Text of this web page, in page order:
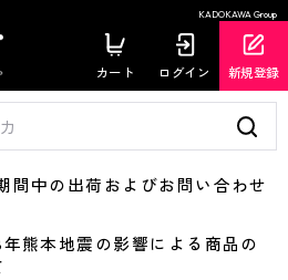
KADOKAWA Group
カート ログイン 新規登録
中の出荷およびお問い合わせ
本地震の影響による商品の